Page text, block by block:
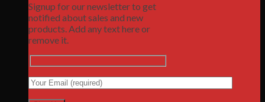
Signup for our newsletter to get
notified about sales and new
products. Add any text here or
remove it.